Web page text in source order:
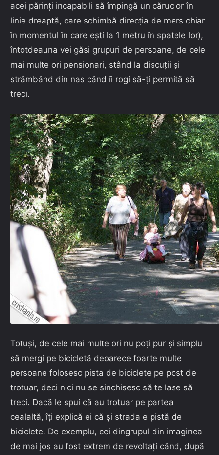
acei părinți incapabili să împingă un cărucior în
linie dreaptă, care schimbă direcția de mers chiar
în momentul în care ești la 1 metru în spatele lor),
întotdeauna vei găsi grupuri de persoane, de cele
mai multe ori pensionari, stând la discuții și
strâmbând din nas când îi rogi să-ți permită să
treci.
Totuși, de cele mai multe ori nu poți pur și simplu
să mergi pe bicicletă deoarece foarte multe
persoane folosesc pista de biciclete pe post de
trotuar, deci nici nu se sinchisesc să te lase să
treci. Dacă le spui că au trotuar pe partea
cealaltă, îți explică ei că și strada e pistă de
biciclete. De exemplu, cei dingrupul din imaginea
de mai jos au fost extrem de revoltați când, după